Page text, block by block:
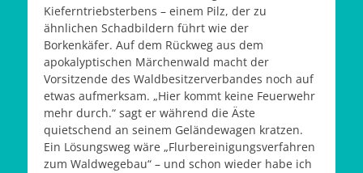
Kieferntriebsterbens – einem Pilz, der zu
ähnlichen Schadbildern führt wie der
Borkenkäfer. Auf dem Rückweg aus dem
apokalyptischen Märchenwald macht der
Vorsitzende des Waldbesitzerverbandes noch auf
etwas aufmerksam. „Hier kommt keine Feuerwehr
mehr durch.“ sagt er während die Äste
quietschend an seinem Geländewagen kratzen.
Ein Lösungsweg wäre „Flurbereinigungsverfahren
zum Waldwegebau“ – und schon wieder habe ich